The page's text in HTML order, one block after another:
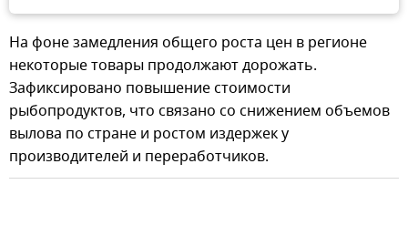
На фоне замедления общего роста цен в регионе
некоторые товары продолжают дорожать.
Зафиксировано повышение стоимости
рыбопродуктов, что связано со снижением объемов
вылова по стране и ростом издержек у
производителей и переработчиков.